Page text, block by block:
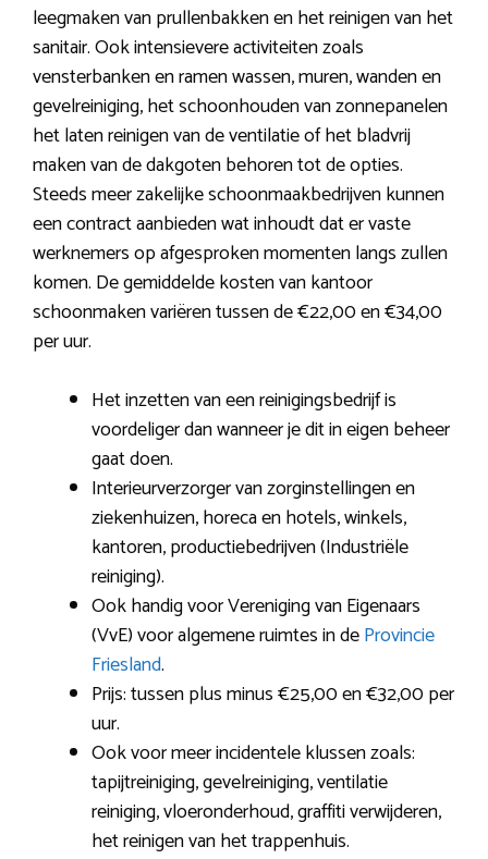
leegmaken van prullenbakken en het reinigen van het
sanitair. Ook intensievere activiteiten zoals
vensterbanken en ramen wassen, muren, wanden en
gevelreiniging, het schoonhouden van zonnepanelen
het laten reinigen van de ventilatie of het bladvrij
maken van de dakgoten behoren tot de opties.
Steeds meer zakelijke schoonmaakbedrijven kunnen
een contract aanbieden wat inhoudt dat er vaste
werknemers op afgesproken momenten langs zullen
komen. De gemiddelde kosten van kantoor
schoonmaken variëren tussen de €22,00 en €34,00
per uur.
Het inzetten van een reinigingsbedrijf is
voordeliger dan wanneer je dit in eigen beheer
gaat doen.
Interieurverzorger van zorginstellingen en
ziekenhuizen, horeca en hotels, winkels,
kantoren, productiebedrijven (Industriële
reiniging).
Ook handig voor Vereniging van Eigenaars
(VvE) voor algemene ruimtes in deProvincie
Friesland.
Prijs: tussen plus minus €25,00 en €32,00 per
uur.
Ook voor meer incidentele klussen zoals:
tapijtreiniging, gevelreiniging, ventilatie
reiniging, vloeronderhoud, graffiti verwijderen,
het reinigen van het trappenhuis.